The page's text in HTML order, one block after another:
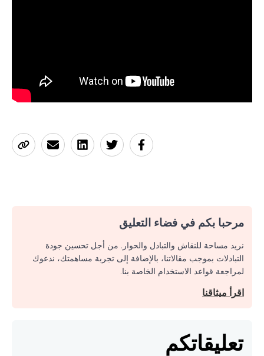
مرحبا بكم في فضاء التعليق
نريد مساحة للنقاش والتبادل والحوار. من أجل تحسين جودة
التبادلات بموجب مقالاتنا، بالإضافة إلى تجربة مساهمتك، ندعوك
لمراجعة قواعد الاستخدام الخاصة بنا.
اقرأ ميثاقنا
تعليقاتكم